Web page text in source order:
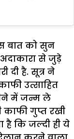
बात को सुन
से जुड़े
दी है. सूत्र ने
उत्साहित
में जन्म ले
काफी गुप्त रखी
है कि जल्दी ही ये